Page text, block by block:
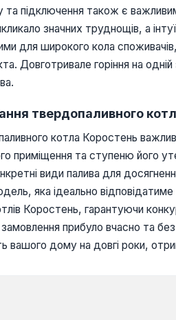
підключення також є
значних труднощів, а
для широкого кола
Довготривале горіння на
твердопаливного
котла Коростень
приміщення та ступеню його
види палива для
яка ідеально
Коростень, гарантуючи
прибуло вчасно та
вашого дому на довгі роки,